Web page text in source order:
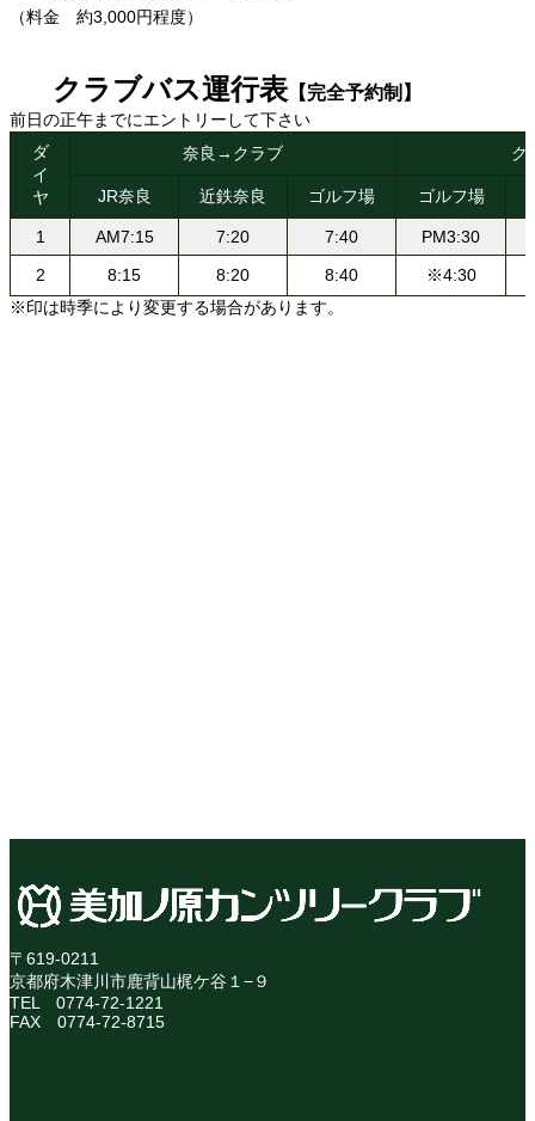
（料金 約3,000円程度）
クラブバス運行表【完全予約制】
前日の正午までにエントリーして下さい
ダ
イ
ヤ
奈良→クラブ ク
JR奈良 近鉄奈良 ゴルフ場 ゴルフ場
1 AM7:15 7:20 7:40
PM3:30
2
8:15 8:20 8:40
※4:30
※印は時季により変更する場合があります。
〒619-0211
京都府木津川市鹿背山梶ケ谷１−９
TEL 0774-72-1221
FAX 0774-72-8715